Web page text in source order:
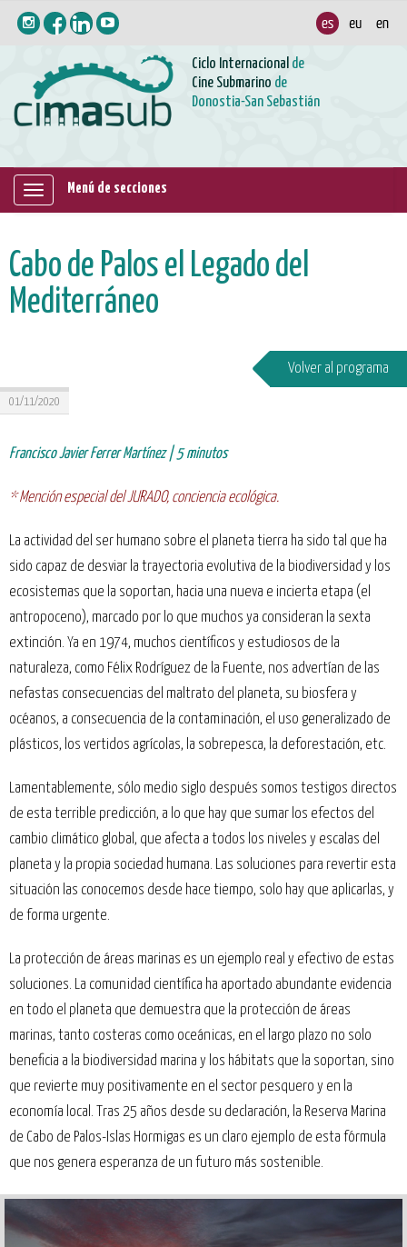
Ciclo Internacional de
Cine Submarino de
Donostia-San Sebastián
Mostrar/ocultar
Menú de secciones
Cabo de Palos el Legado del
Mediterráneo
Volver al programa
01/11/2020
Francisco Javier Ferrer Martínez | 5 minutos
* Mención especial del JURADO, conciencia ecológica.
La actividad del ser humano sobre el planeta tierra ha sido tal que ha
sido capaz de desviar la trayectoria evolutiva de la biodiversidad y los
ecosistemas que la soportan, hacia una nueva e incierta etapa (el
antropoceno), marcado por lo que muchos ya consideran la sexta
extinción. Ya en 1974, muchos científicos y estudiosos de la
naturaleza, como Félix Rodríguez de la Fuente, nos advertían de las
nefastas consecuencias del maltrato del planeta, su biosfera y
océanos, a consecuencia de la contaminación, el uso generalizado de
plásticos, los vertidos agrícolas, la sobrepesca, la deforestación, etc.
Lamentablemente, sólo medio siglo después somos testigos directos
de esta terrible predicción, a lo que hay que sumar los efectos del
cambio climático global, que afecta a todos los niveles y escalas del
planeta y la propia sociedad humana. Las soluciones para revertir esta
situación las conocemos desde hace tiempo, solo hay que aplicarlas, y
de forma urgente.
La protección de áreas marinas es un ejemplo real y efectivo de estas
soluciones. La comunidad científica ha aportado abundante evidencia
en todo el planeta que demuestra que la protección de áreas
marinas, tanto costeras como oceánicas, en el largo plazo no solo
beneficia a la biodiversidad marina y los hábitats que la soportan, sino
que revierte muy positivamente en el sector pesquero y en la
economía local. Tras 25 años desde su declaración, la Reserva Marina
de Cabo de Palos-Islas Hormigas es un claro ejemplo de esta fórmula
que nos genera esperanza de un futuro más sostenible.